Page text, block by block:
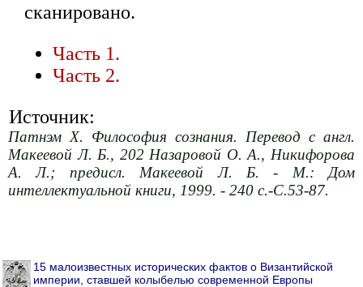
сканировано.
Часть 1.
Часть 2.
Источник:
Патнэм Х. Философия сознания. Перевод с англ.
Макеевой Л. Б., 202 Назаровой О. А., Никифорова
А. Л.; предисл. Макеевой Л. Б. - М.: Дом
интеллектуальной книги, 1999. - 240 с.-С.53-87.
15 малоизвестных исторических фактов о Византийской
империи, ставшей колыбелью современной Европы